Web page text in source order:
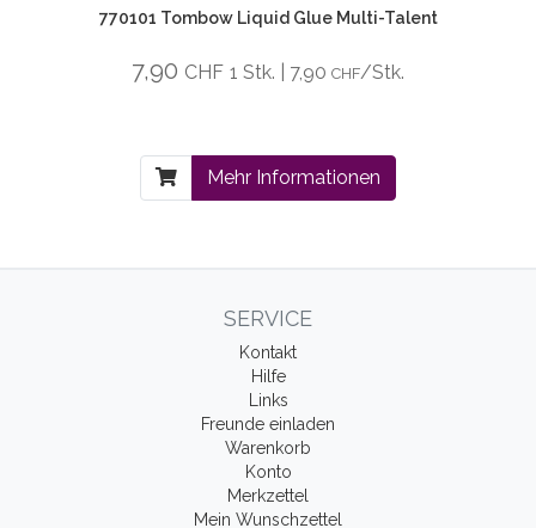
770101 Tombow Liquid Glue Multi-Talent
7,90 CHF 1 Stk. | 7,90 CHF/Stk.
Mehr Informationen
SERVICE
Kontakt
Hilfe
Links
Freunde einladen
Warenkorb
Konto
Merkzettel
Mein Wunschzettel